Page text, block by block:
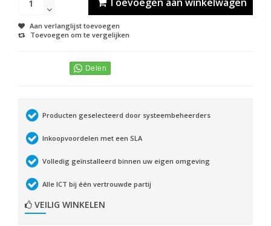
Aan verlanglijst toevoegen
Toevoegen om te vergelijken
Producten geselecteerd door systeembeheerders
Inkoopvoordelen met een SLA
Volledig geïnstalleerd binnen uw eigen omgeving
Alle ICT bij één vertrouwde partij
VEILIG WINKELEN